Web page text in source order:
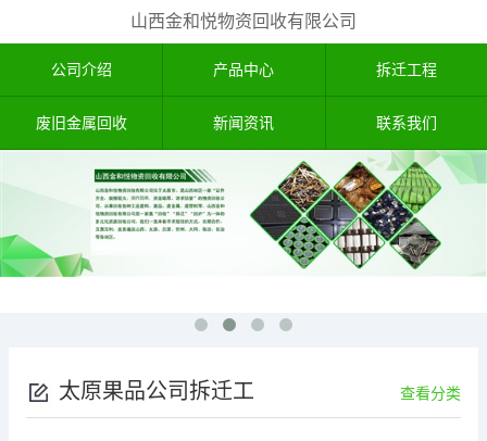
山西金和悦物资回收有限公司
公司介绍 产品中心 拆迁工程
废旧金属回收 新闻资讯 联系我们
太原果品公司拆迁工 查看分类